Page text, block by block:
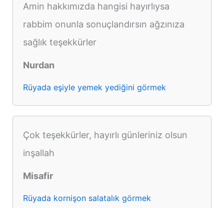
Amin hakkımızda hangisi hayırlıysa
rabbim onunla sonuçlandırsın ağzınıza
sağlık teşekkürler
Nurdan
Rüyada eşiyle yemek yediğini görmek
Çok teşekkürler, hayırlı günleriniz olsun
inşallah
Misafir
Rüyada kornişon salatalık görmek